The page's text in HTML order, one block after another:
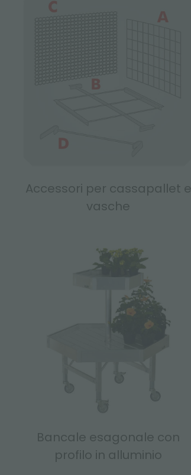
Accessori per cassapallet e
vasche
Bancale esagonale con
profilo in alluminio